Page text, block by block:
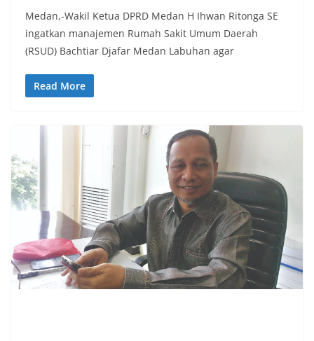
Medan,-Wakil Ketua DPRD Medan H Ihwan Ritonga SE
ingatkan manajemen Rumah Sakit Umum Daerah
(RSUD) Bachtiar Djafar Medan Labuhan agar
Read More